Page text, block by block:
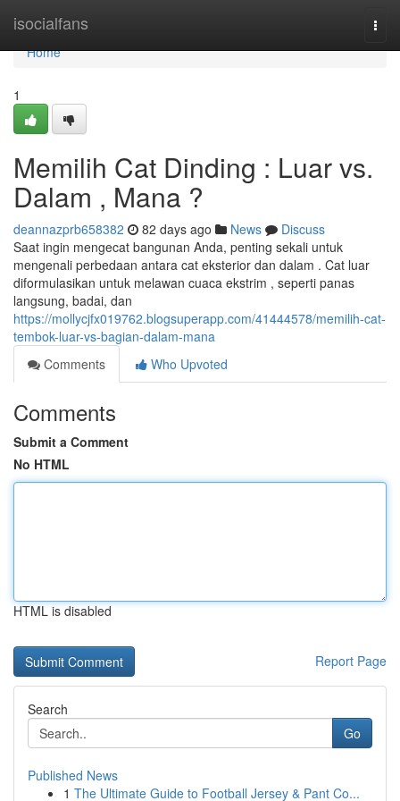
isocialfans
Home
Home
1
Memilih Cat Dinding : Luar vs.
Dalam , Mana ?
deannazprb658382 82 days ago News
Discuss
Saat ingin mengecat bangunan Anda, penting sekali untuk
mengenali perbedaan antara cat eksterior dan dalam . Cat luar
diformulasikan untuk melawan cuaca ekstrim , seperti panas
langsung, badai, dan
https://mollycjfx019762.blogsuperapp.com/41444578/memilih-cat-
tembok-luar-vs-bagian-dalam-mana
Comments
Who Upvoted
Comments
Submit a Comment
No HTML
HTML is disabled
Report Page
Search
Go
Published News
1 The Ultimate Guide to Football Jersey & Pant Co...